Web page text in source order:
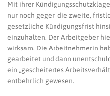
Mit ihrer
nur noch gegen die zweite,
gesetzliche Kündigungsfrist
einzuhalten. Der Arbeitgeber
wirksam. Die Arbeitnehmerin
gearbeitet und dann
ein „gescheitertes
entbehrlich gewesen.